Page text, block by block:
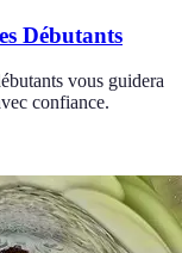
Débutants
vous guidera
confiance.